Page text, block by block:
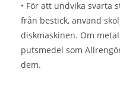
• För att undvika svarta
från bestick, använd
diskmaskinen. Om
putsmedel som
dem.